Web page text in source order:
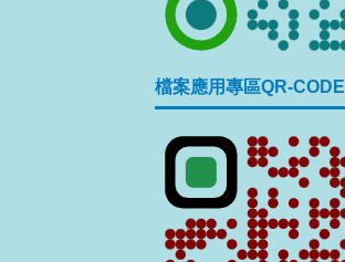
檔案應用專區QR-CODE